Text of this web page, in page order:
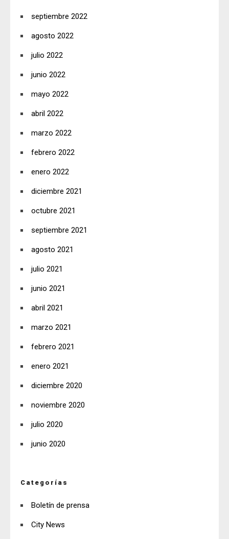
septiembre 2022
agosto 2022
julio 2022
junio 2022
mayo 2022
abril 2022
marzo 2022
febrero 2022
enero 2022
diciembre 2021
octubre 2021
septiembre 2021
agosto 2021
julio 2021
junio 2021
abril 2021
marzo 2021
febrero 2021
enero 2021
diciembre 2020
noviembre 2020
julio 2020
junio 2020
Categorías
Boletín de prensa
City News